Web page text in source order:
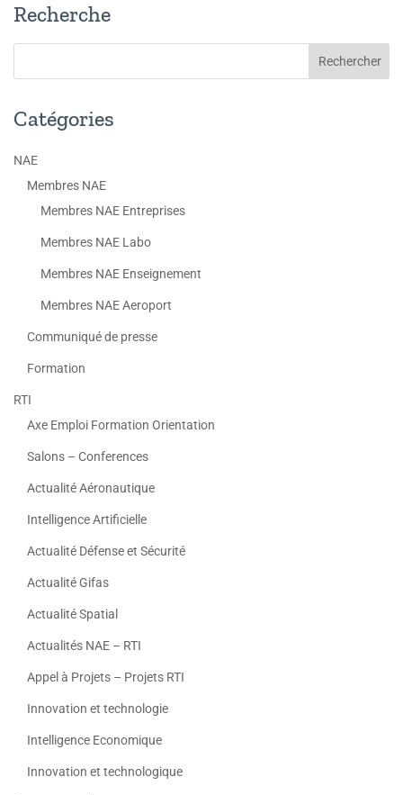
Recherche
Catégories
NAE
Membres NAE
Membres NAE Entreprises
Membres NAE Labo
Membres NAE Enseignement
Membres NAE Aeroport
Communiqué de presse
Formation
RTI
Axe Emploi Formation Orientation
Salons – Conferences
Actualité Aéronautique
Intelligence Artificielle
Actualité Défense et Sécurité
Actualité Gifas
Actualité Spatial
Actualités NAE – RTI
Appel à Projets – Projets RTI
Innovation et technologie
Intelligence Economique
Innovation et technologique